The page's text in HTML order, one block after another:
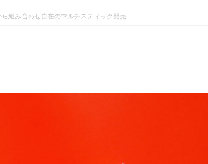
組み合わせ自在のマルチスティック発売